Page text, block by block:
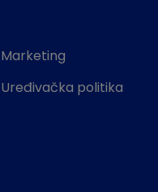
Marketing
Uređivačka politika